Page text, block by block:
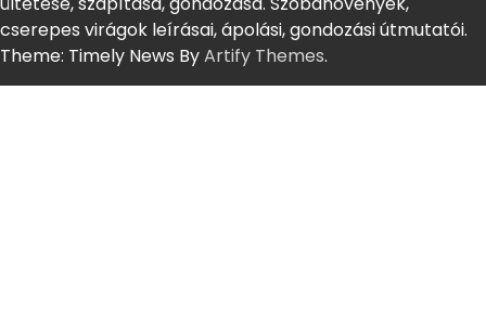
cserepes virágok leírásai, ápolási, gondozási útmutatói.
Theme: Timely News ByArtify Themes.